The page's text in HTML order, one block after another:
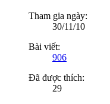
Tham gia ngày:
30/11/10
Bài viết:
906
Đã được thích:
29